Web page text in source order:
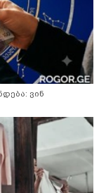
ვინ